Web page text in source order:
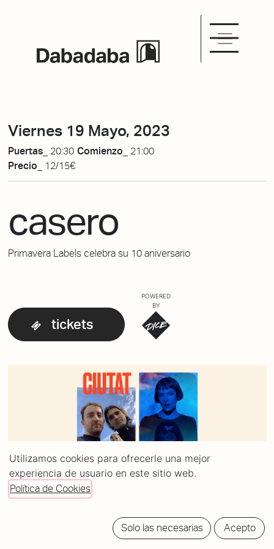
Viernes 19 Mayo, 2023
Puertas_ 20:30 Comienzo_ 21:00
Precio_
12/15€
casero
Primavera Labels celebra su 10 aniversario
tickets
POWERED
BY
Utilizamos cookies para ofrecerle una mejor
experiencia de usuario en este sitio web.
Política de Cookies
Solo las necesarias Acepto